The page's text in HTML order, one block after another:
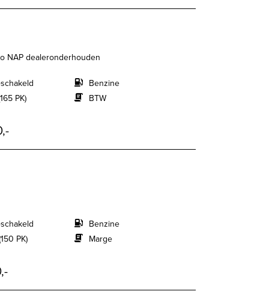
NAP dealeronderhouden
PK)
Benzine
BTW
PK)
Benzine
Marge